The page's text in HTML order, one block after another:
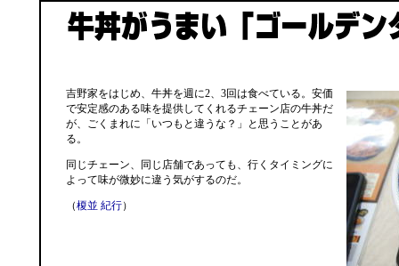
吉野家をはじめ、牛丼を週に2、3回は食べている。安価
で安定感のある味を提供してくれるチェーン店の牛丼だ
が、ごくまれに「いつもと違うな？」と思うことがあ
る。
同じチェーン、同じ店舗であっても、行くタイミングに
よって味が微妙に違う気がするのだ。
（榎並 紀行）